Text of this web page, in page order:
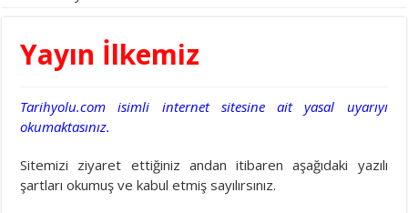
Yayın İlkemiz
Tarihyolu.com isimli internet sitesine ait yasal uyarıyı
okumaktasınız.
Sitemizi ziyaret ettiğiniz andan itibaren aşağıdaki yazılı
şartları okumuş ve kabul etmiş sayılırsınız.